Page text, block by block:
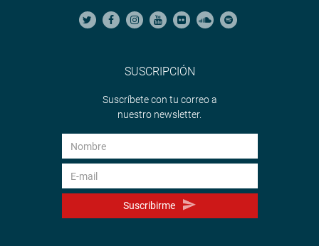
SUSCRIPCIÓN
Suscríbete con tu correo a
nuestro newsletter.
Suscribirme